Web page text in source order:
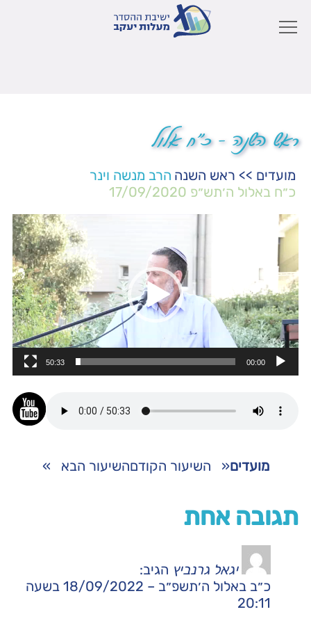
ראש השנה – כ"ח אלול
מועדים >> ראש השנה הרב מנשה וינר
כ״ח באלול ה׳תש״פ 17/09/2020
נגן
וידאו
00:00
50:33
מועדים« השיעור הקודםהשיעור הבא »
תגובה אחת
יגאל גרנביץ הגיב:
כ״ב באלול ה׳תשפ״ב – 18/09/2022 בשעה
20:11